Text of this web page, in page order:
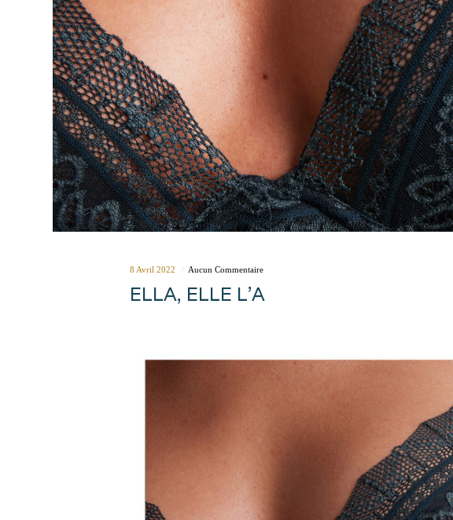
8 Avril 2022 Aucun Commentaire
ELLA, ELLE L’A